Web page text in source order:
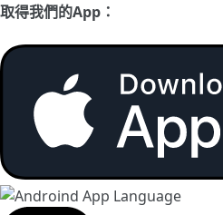
取得我們的App：